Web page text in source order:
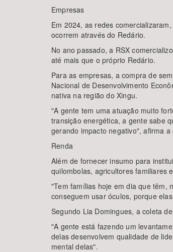
Empresas
Em 2024, as redes
ocorrem através do Redário.
No ano passado, a RSX
até mais que o próprio Redário.
Para as empresas, a compra de
Nacional de Desenvolvimento
nativa na região do Xingu.
"A gente tem uma atuação muito
transição energética, a gente sabe
gerando impacto negativo", afirma
Renda
Além de fornecer insumo para
quilombolas, agricultores familiares
"Tem famílias hoje em dia que têm,
conseguem usar óculos, porque
Segundo Lia Domingues, a coleta
"A gente está fazendo um
delas desenvolvem qualidade de
mental delas".